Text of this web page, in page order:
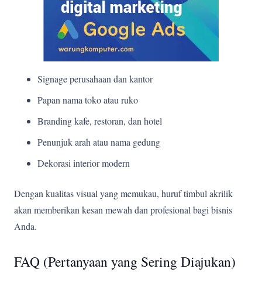
Signage perusahaan dan kantor
Papan nama toko atau ruko
Branding kafe, restoran, dan hotel
Penunjuk arah atau nama gedung
Dekorasi interior modern
Dengan kualitas visual yang memukau, huruf timbul akrilik
akan memberikan kesan mewah dan profesional bagi bisnis
Anda.
FAQ (Pertanyaan yang Sering Diajukan)